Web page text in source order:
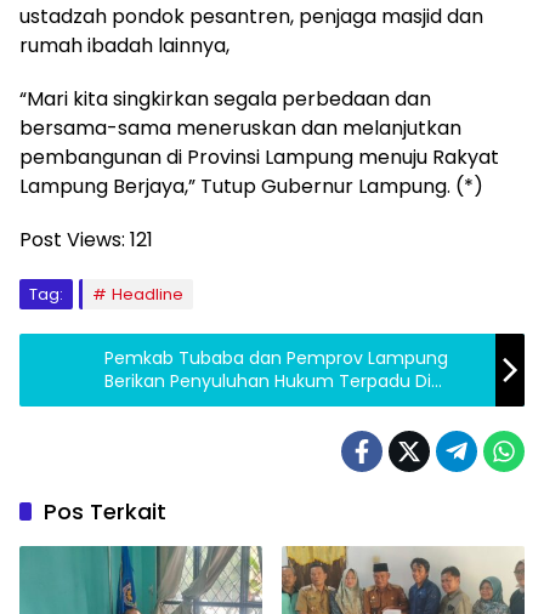
ustadzah pondok pesantren, penjaga masjid dan
rumah ibadah lainnya,
“Mari kita singkirkan segala perbedaan dan
bersama-sama meneruskan dan melanjutkan
pembangunan di Provinsi Lampung menuju Rakyat
Lampung Berjaya,” Tutup Gubernur Lampung. (*)
Post Views: 121
Tag: Headline
Pemkab Tubaba dan Pemprov Lampung
Berikan Penyuluhan Hukum Terpadu Di
Kabupaten Tubaba
Pos Terkait